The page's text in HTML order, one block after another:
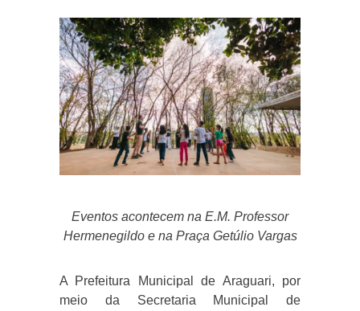
Eventos acontecem na E.M. Professor
Hermenegildo e na Praça Getúlio Vargas
A Prefeitura Municipal de Araguari, por
meio da Secretaria Municipal de